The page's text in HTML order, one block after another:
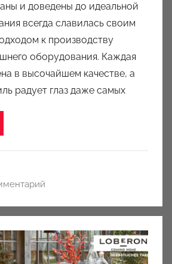
м
a
u
k
c
и доведены до идеальной
всегда славилась своим
к производству
оборудования. Каждая
в высочайшем качестве, а
радует глаз даже самых